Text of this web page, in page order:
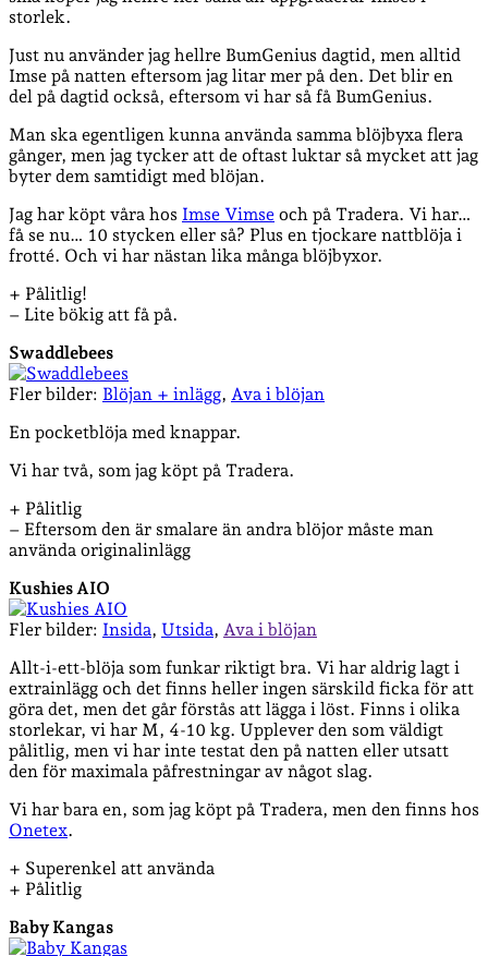
storlek.
Just nu använder jag hellre BumGenius dagtid, men alltid
Imse på natten eftersom jag litar mer på den. Det blir en
del på dagtid också, eftersom vi har så få BumGenius.
Man ska egentligen kunna använda samma blöjbyxa flera
gånger, men jag tycker att de oftast luktar så mycket att jag
byter dem samtidigt med blöjan.
Jag har köpt våra hos Imse Vimse och på Tradera. Vi har…
få se nu… 10 stycken eller så? Plus en tjockare nattblöja i
frotté. Och vi har nästan lika många blöjbyxor.
+ Pålitlig!
– Lite bökig att få på.
Swaddlebees
Fler bilder: Blöjan + inlägg, Ava i blöjan
En pocketblöja med knappar.
Vi har två, som jag köpt på Tradera.
+ Pålitlig
– Eftersom den är smalare än andra blöjor måste man
använda originalinlägg
Kushies AIO
Fler bilder: Insida, Utsida, Ava i blöjan
Allt-i-ett-blöja som funkar riktigt bra. Vi har aldrig lagt i
extrainlägg och det finns heller ingen särskild ficka för att
göra det, men det går förstås att lägga i löst. Finns i olika
storlekar, vi har M, 4-10 kg. Upplever den som väldigt
pålitlig, men vi har inte testat den på natten eller utsatt
den för maximala påfrestningar av något slag.
Vi har bara en, som jag köpt på Tradera, men den finns hos
Onetex.
+ Superenkel att använda
+ Pålitlig
Baby Kangas